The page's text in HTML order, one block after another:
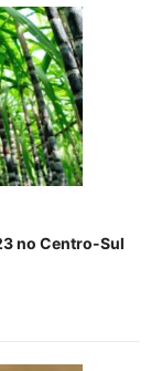
no Centro-Sul